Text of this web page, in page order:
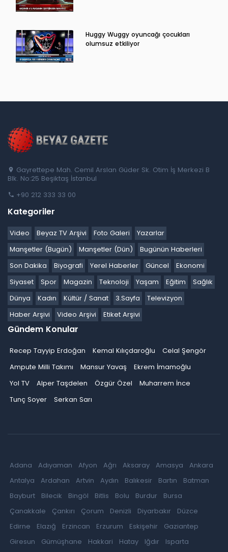
Huggy Wuggy oyuncağı çocukları
olumsuz etkiliyor
Gayrettepe Mah. Cemil Arslan Güder Sk. Otim İş Merkezi B
Blk. No:25 Beşiktaş İstanbul
+90 212 333 33 00
Kategoriler
Video Beyaz TV Arşivi Foto Galeri
Yazarlar
Manşetler (Bugün)
Manşetler (Dün)
Bugünün Haberleri
Son Dakika
Biyografi Yerel Haberler Güncel
Ekonomi
Siyaset
Spor Magazin Teknoloji Yaşam Eğitim
Sağlık
Dünya
Kadın Kültür / Sanat 3.Sayfa
Televizyon
Haber Arşivi
Video Arşivi Etiket Arşivi
Gündem Konular
Recep Tayyip Erdoğan Kemal Kılıçdaroğlu
Celal Şengör
Ampute Milli Takımı
Mansur Yavaş
Ekrem İmamoğlu
Yol TV
Alper Taşdelen Özgür Özel
Muharrem İnce
Tunç Soyer
Serkan Sarı
Adana Adıyaman Afyon Ağrı Aksaray Amasya
Ankara
Antalya
Ardahan Artvin Aydın Balıkesir Bartın
Batman
Bayburt
Bilecik Bingöl Bitlis Bolu Burdur
Bursa
Çanakkale
Çankırı Çorum Denizli Diyarbakır
Düzce
Edirne
Elazığ Erzincan Erzurum Eskişehir
Gaziantep
Giresun
Gümüşhane Hakkari Hatay Iğdır
Isparta